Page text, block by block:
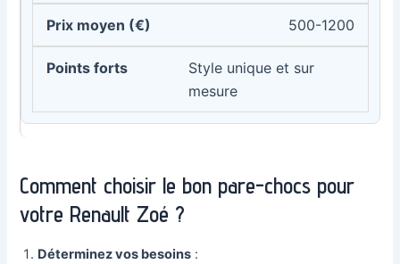
500-1200
Style unique et sur
mesure
Comment choisir le bon pare-chocs pour
votre Renault Zoé ?
Déterminez vos besoins :